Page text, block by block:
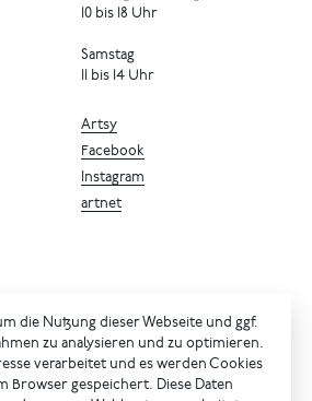
10 bis 18 Uhr
Samstag
11 bis 14 Uhr
Artsy
Facebook
Instagram
artnet
die Nutzung dieser Webseite und ggf.
zu analysieren und zu optimieren.
verarbeitet und es werden Cookies
Browser gespeichert. Diese Daten